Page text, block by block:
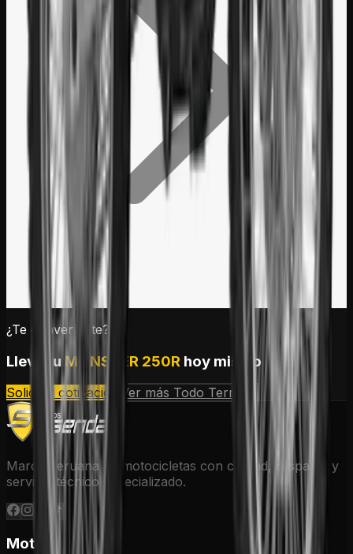
¿Te convenciste?
Lleva tu MONSTER 250R hoy mismo
Solicitar cotización Ver más Todo Terreno
Marca peruana de motocicletas con calidad, respaldo y
servicio técnico especializado.
Motos